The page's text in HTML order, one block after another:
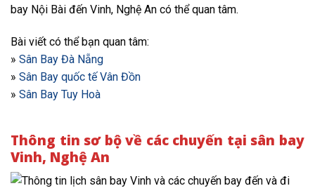
bay Nội Bài đến Vinh, Nghệ An có thể quan tâm.
Bài viết có thể bạn quan tâm:
» Sân Bay Đà Nẵng
» Sân Bay quốc tế Vân Đồn
» Sân Bay Tuy Hoà
Thông tin sơ bộ về các chuyến tại sân bay
Vinh, Nghệ An